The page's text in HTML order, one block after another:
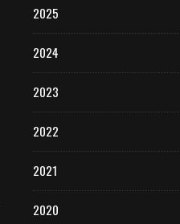
2025
2024
2023
2022
2021
2020